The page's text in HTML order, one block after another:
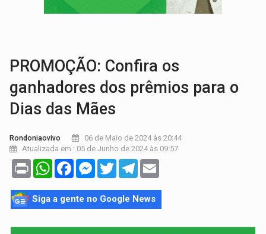
REGULARIZAÇÃO:Refis 2026 segue até o fim do ano para
DEEPFAKE:
PROMOÇÃO: Confira os
ganhadores dos prêmios para o
Dias das Mães
Rondoniaovivo
06 de Maio de 2024 às 20:44
Atualizada em : 05 de Junho de 2024 às 09:57
Print WhatsAppFacebookMessenger
TwitterTelegram
Siga a gente no Google News